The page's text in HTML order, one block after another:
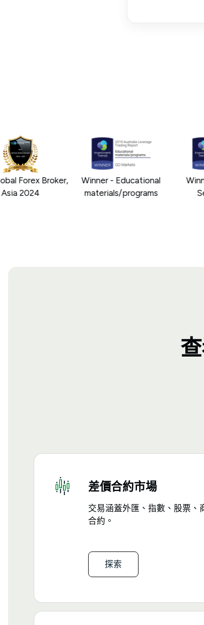
Forex Broker,
2024
Winner - Educational
materials/programs
差價合約市場
交易涵蓋外匯、指數、股票、
合約。
探索